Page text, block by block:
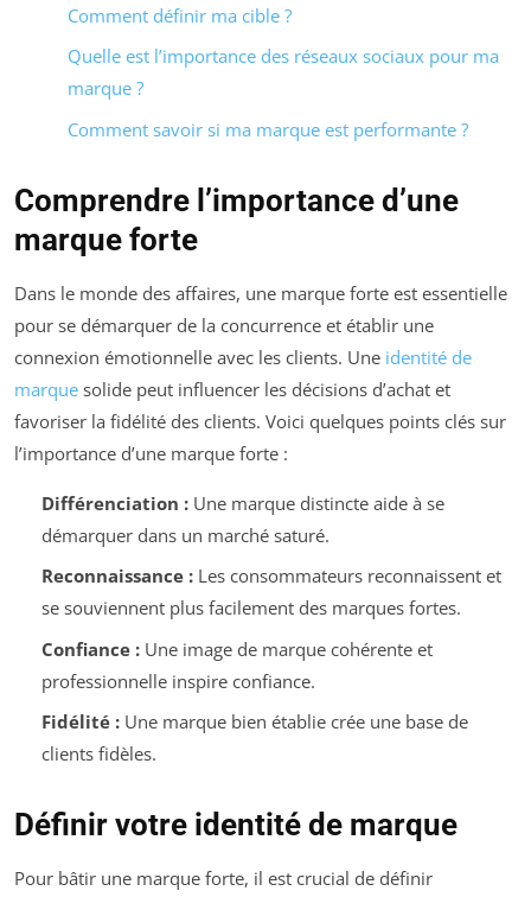
Comment définir ma cible ?
Quelle est l’importance des réseaux sociaux pour ma
marque ?
Comment savoir si ma marque est performante ?
Comprendre l’importance d’une
marque forte
Dans le monde des affaires, une marque forte est essentielle
pour se démarquer de la concurrence et établir une
connexion émotionnelle avec les clients. Une identité de
marque solide peut influencer les décisions d’achat et
favoriser la fidélité des clients. Voici quelques points clés sur
l’importance d’une marque forte :
Différenciation :Une marque distincte aide à se
démarquer dans un marché saturé.
Reconnaissance :Les consommateurs reconnaissent et
se souviennent plus facilement des marques fortes.
Confiance :Une image de marque cohérente et
professionnelle inspire confiance.
Fidélité :Une marque bien établie crée une base de
clients fidèles.
Définir votre identité de marque
Pour bâtir une marque forte, il est crucial de définir